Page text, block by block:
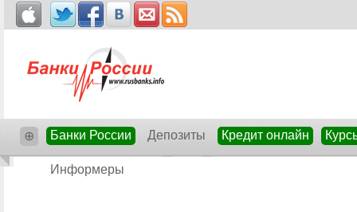
⊕ Банки России Депозиты Кредит онлайн
Информеры